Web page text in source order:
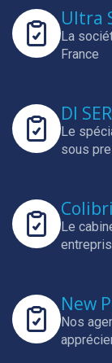
Ultra
La
France
DI
Le
sous
Le
New
Nos